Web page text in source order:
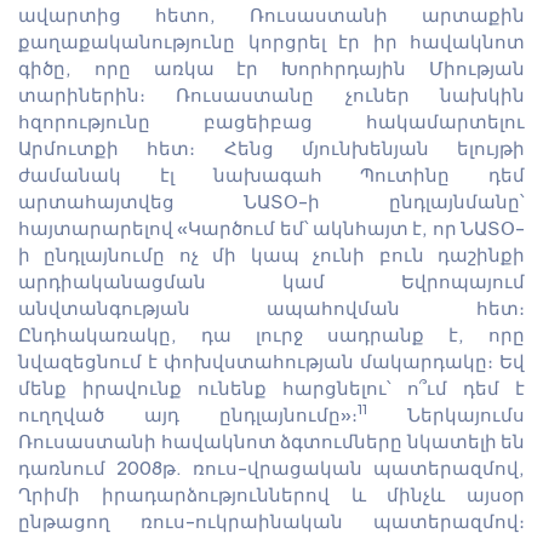
ավարտից հետո, Ռուսաստանի արտաքին
քաղաքականությունը կորցրել էր իր հավակնոտ
գիծը, որը առկա էր Խորհրդային Միության
տարիներին։ Ռուսաստանը չուներ նախկին
հզորությունը բացեիբաց հակամարտելու
Արմուտքի հետ։ Հենց մյունխենյան ելույթի
ժամանակ էլ նախագահ Պուտինը դեմ
արտահայտվեց ՆԱՏՕ-ի ընդլայնմանը՝
հայտարարելով «Կարծում եմ՝ ակնհայտ է, որ ՆԱՏՕ-
ի ընդլայնումը ոչ մի կապ չունի բուն դաշինքի
արդիականացման կամ Եվրոպայում
անվտանգության ապահովման հետ։
Ընդհակառակը, դա լուրջ սադրանք է, որը
նվազեցնում է փոխվստահության մակարդակը։ Եվ
մենք իրավունք ունենք հարցնելու՝ ո՞ւմ դեմ է
ուղղված այդ ընդլայնումը»։11
Ներկայումս
Ռուսաստանի հավակնոտ ձգտումները նկատելի են
դառնում 2008թ. ռուս-վրացական պատերազմով,
Ղրիմի իրադարձություններով և մինչև այսօր
ընթացող ռուս-ուկրաինական պատերազմով։